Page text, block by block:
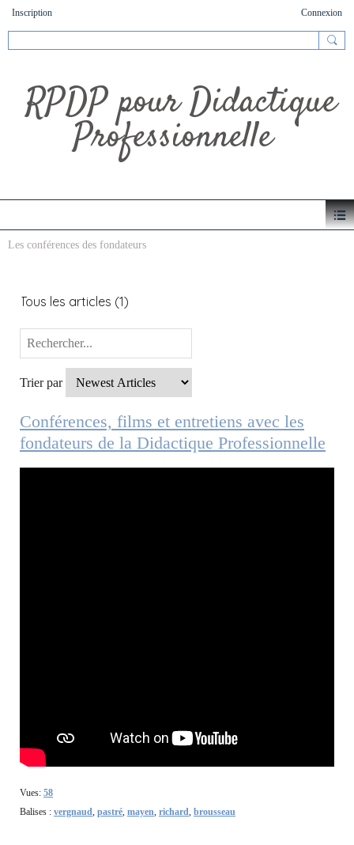
Inscription Connexion
RPDP pour Didactique
Professionnelle
Les conférences des fondateurs
Tous les articles (1)
Trier par
Conférences, films et entretiens avec les
fondateurs de la Didactique Professionnelle
Vues: 58
Balises : vergnaud, pastré, mayen, richard, brousseau